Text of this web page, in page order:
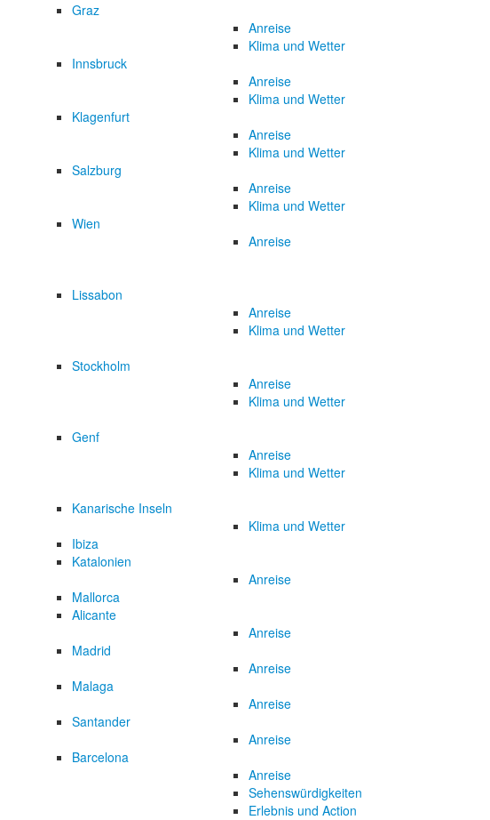
Graz
Anreise
Klima und Wetter
Innsbruck
Anreise
Klima und Wetter
Klagenfurt
Anreise
Klima und Wetter
Salzburg
Anreise
Klima und Wetter
Wien
Anreise
Lissabon
Anreise
Klima und Wetter
Stockholm
Anreise
Klima und Wetter
Genf
Anreise
Klima und Wetter
Kanarische Inseln
Klima und Wetter
Ibiza
Katalonien
Anreise
Mallorca
Alicante
Anreise
Madrid
Anreise
Malaga
Anreise
Santander
Anreise
Barcelona
Anreise
Sehenswürdigkeiten
Erlebnis und Action